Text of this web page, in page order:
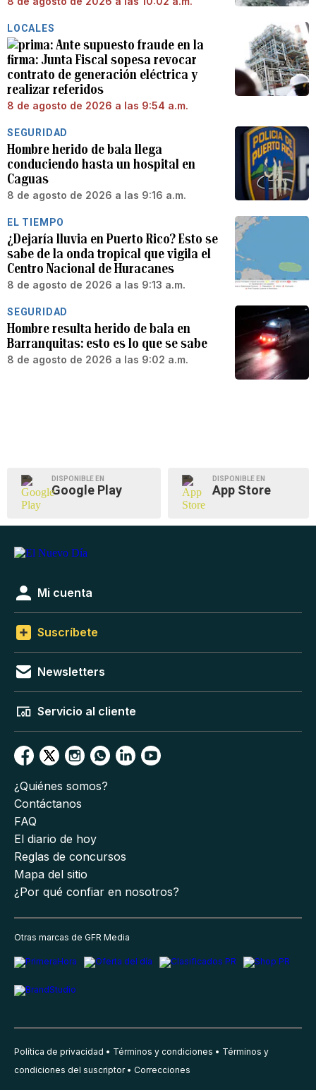
LOCALES
Ante supuesto fraude en la
firma: Junta Fiscal sopesa revocar
contrato de generación eléctrica y
realizar referidos
8 de agosto de 2026 a las 9:54 a.m.
SEGURIDAD
Hombre herido de bala llega
conduciendo hasta un hospital en
Caguas
8 de agosto de 2026 a las 9:16 a.m.
EL TIEMPO
¿Dejaría lluvia en Puerto Rico? Esto se
sabe de la onda tropical que vigila el
Centro Nacional de Huracanes
8 de agosto de 2026 a las 9:13 a.m.
SEGURIDAD
Hombre resulta herido de bala en
Barranquitas: esto es lo que se sabe
8 de agosto de 2026 a las 9:02 a.m.
DISPONIBLE EN
Google Play
DISPONIBLE EN
App Store
Mi cuenta
Suscríbete
Newsletters
Servicio al cliente
¿Quiénes somos?
Contáctanos
FAQ
El diario de hoy
Reglas de concursos
Mapa del sitio
¿Por qué confiar en nosotros?
Otras marcas de GFR Media
Política de privacidad Términos y condiciones
Términos y
condiciones del suscriptor
Correcciones